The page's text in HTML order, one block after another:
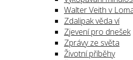
Walter Veith v
Zdalipak věda ví
Zjevení pro dnešek
Zprávy ze světa
Životní příběhy